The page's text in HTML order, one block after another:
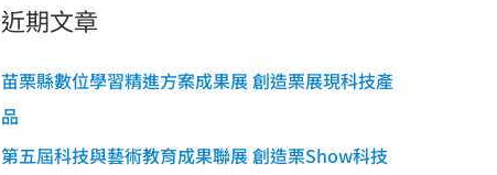
近期文章
苗栗縣數位學習精進方案成果展 創造栗展現科技產
品
第五屆科技與藝術教育成果聯展 創造栗Show科技